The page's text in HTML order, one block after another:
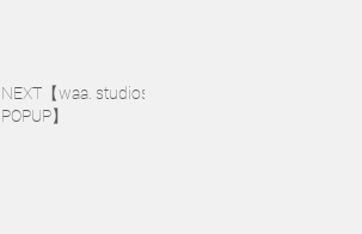
NEXT【waa. studios
POPUP】